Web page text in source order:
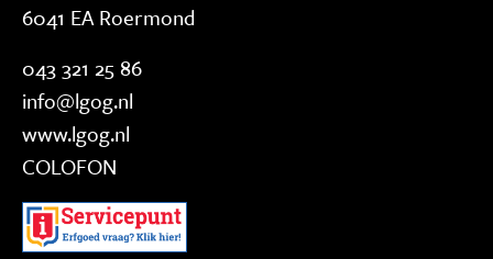
6041 EA Roermond
043 321 25 86
info@lgog.nl
www.lgog.nl
COLOFON